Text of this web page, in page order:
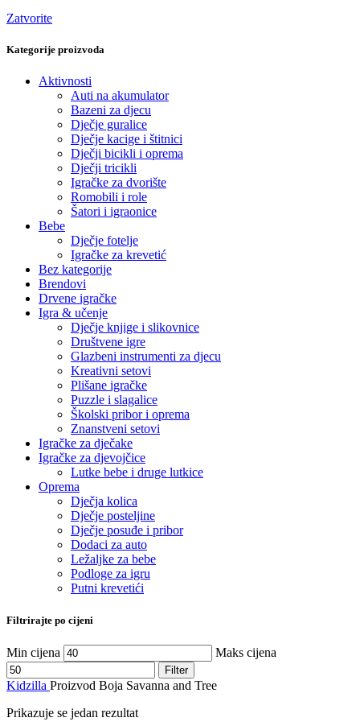
Zatvorite
Kategorije proizvoda
Aktivnosti
Auti na akumulator
Bazeni za djecu
Dječje guralice
Dječje kacige i štitnici
Dječji bicikli i oprema
Dječji tricikli
Igračke za dvorište
Romobili i role
Šatori i igraonice
Bebe
Dječje fotelje
Igračke za krevetić
Bez kategorije
Brendovi
Drvene igračke
Igra & učenje
Dječje knjige i slikovnice
Društvene igre
Glazbeni instrumenti za djecu
Kreativni setovi
Plišane igračke
Puzzle i slagalice
Školski pribor i oprema
Znanstveni setovi
Igračke za dječake
Igračke za djevojčice
Lutke bebe i druge lutkice
Oprema
Dječja kolica
Dječje posteljine
Dječje posuđe i pribor
Dodaci za auto
Ležaljke za bebe
Podloge za igru
Putni krevetići
Filtrirajte po cijeni
Min cijena Maks cijena
Filter
Kidzilla Proizvod Boja Savanna and Tree
Prikazuje se jedan rezultat